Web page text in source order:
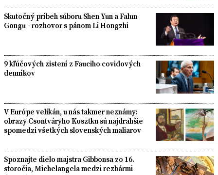
Skutočný príbeh súboru Shen Yun a Falun
Gongu - rozhovor s pánom Li Hongzhi
9 kľúčových zistení z Fauciho covidových
denníkov
V Európe velikán, u nás takmer neznámy:
obrazy Csontváryho Kosztku sú najdrahšie
spomedzi všetkých slovenských maliarov
Spoznajte dielo majstra Gibbonsa zo 16.
storočia, Michelangela medzi rezbármi